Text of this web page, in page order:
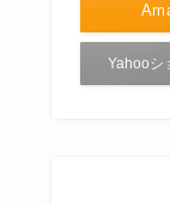
Yahooシ